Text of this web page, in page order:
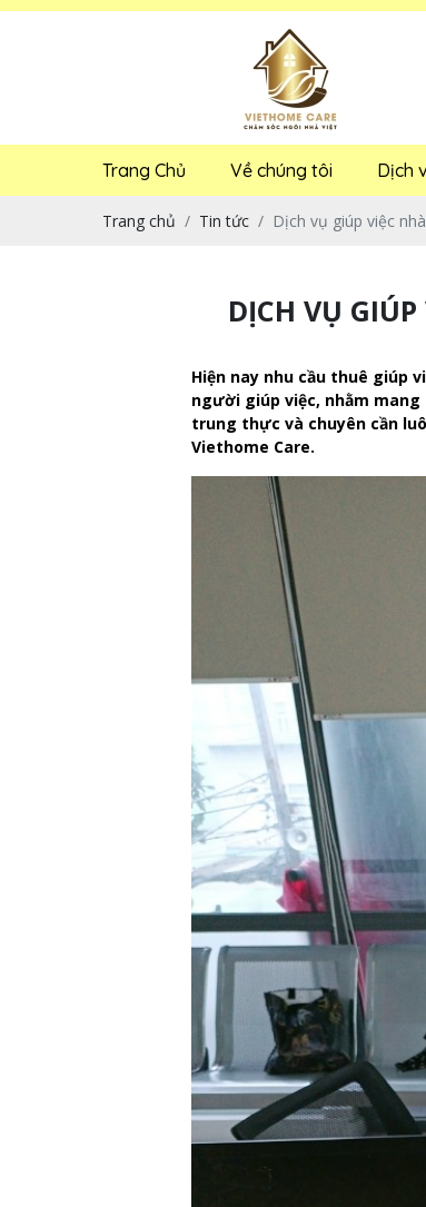
Trang Chủ Về chúng tôi Dịch
Trang chủ Tin tức Dịch vụ giúp việc
DỊCH VỤ
Hiện nay nhu cầu thuê giúp
người giúp việc, nhằm
trung thực và chuyên cần
Viethome Care.